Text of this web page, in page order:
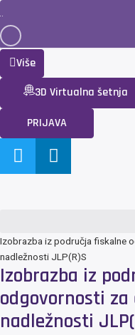
Više
3D Virtualna šetnja
PRIJAVA
Izobrazba iz područja fiskalne
nadležnosti JLP(R)S
Izobrazba iz
odgovornosti
nadležnosti